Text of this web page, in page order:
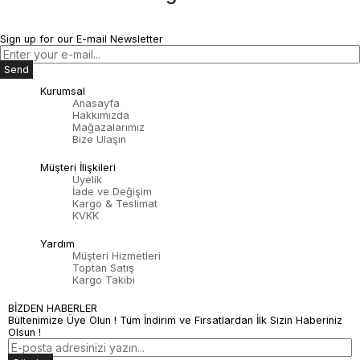
Sign up for our E-mail Newsletter
Send
Kurumsal
Anasayfa
Hakkımızda
Mağazalarımız
Bize Ulaşın
Müşteri İlişkileri
Üyelik
İade ve Değişim
Kargo & Teslimat
KVKK
Yardım
Müşteri Hizmetleri
Toptan Satış
Kargo Takibi
BİZDEN HABERLER
Bültenimize Üye Olun ! Tüm İndirim ve Fırsatlardan İlk Sizin Haberiniz
Olsun !